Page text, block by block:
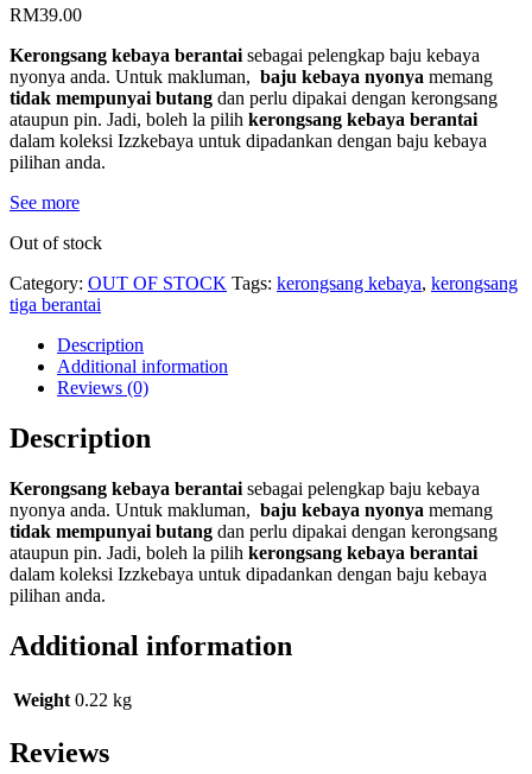
RM39.00
Kerongsang kebaya berantai sebagai pelengkap baju kebaya
nyonya anda. Untuk makluman, baju kebaya nyonya memang
tidak mempunyai butang dan perlu dipakai dengan kerongsang
ataupun pin. Jadi, boleh la pilih kerongsang kebaya berantai
dalam koleksi Izzkebaya untuk dipadankan dengan baju kebaya
pilihan anda.
See more
Out of stock
Category: OUT OF STOCK Tags: kerongsang kebaya, kerongsang
tiga berantai
Description
Additional information
Reviews (0)
Description
Kerongsang kebaya berantai sebagai pelengkap baju kebaya
nyonya anda. Untuk makluman, baju kebaya nyonya memang
tidak mempunyai butang dan perlu dipakai dengan kerongsang
ataupun pin. Jadi, boleh la pilih kerongsang kebaya berantai
dalam koleksi Izzkebaya untuk dipadankan dengan baju kebaya
pilihan anda.
Additional information
Weight 0.22 kg
Reviews